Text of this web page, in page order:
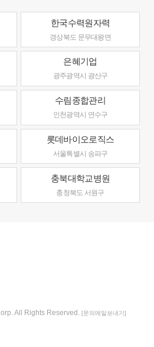
한국수력원자력
경상북도 문무대왕면
은혜기업
광주광역시 광산구
수림종합관리
인천광역시 연수구
롯데바이오로직스
서울특별시 송파구
충북대학교병원
충청북도 서원구
All Rights Reserved. [문의메일보내기]